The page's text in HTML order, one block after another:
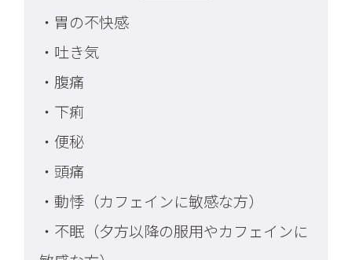
・胃の不快感
・吐き気
・腹痛
・下痢
・便秘
・頭痛
・動悸（カフェインに敏感な方）
・不眠（夕方以降の服用やカフェインに